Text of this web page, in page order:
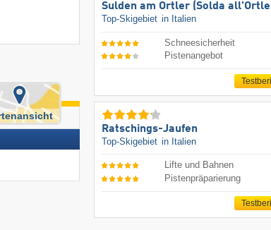
Sulden am Ortler (Solda
Top-Skigebiet in Italien
Schneesicherheit
Pistenangebot
Ratschings-Jaufen
Top-Skigebiet in Italien
Lifte und Bahnen
Pistenpräparierung